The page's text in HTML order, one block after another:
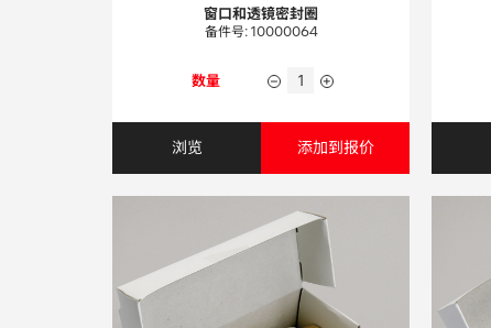
窗口和透镜密封圈
备件号: 10000064
数量
浏览 添加到报价